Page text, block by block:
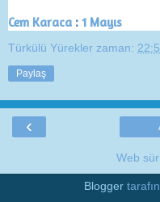
Cem Karaca : 1 Mayıs
Türkülü Yürekler zaman:
Paylaş
‹
Web
Blogger